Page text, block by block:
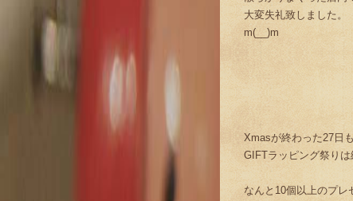
大変失礼致しました。
m(__)m
Xmasが終わった27日も
GIFTラッピング祭りは
なんと10個以上のプレ